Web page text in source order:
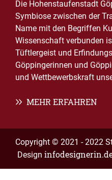
Die Hohenstaufenstadt
Symbiose zwischen der
Name mit den Begriffen
Wissenschaft verbunden
Tüftlergeist und
Göppingerinnen und
und Wettbewerbskraft
MEHR ERFAHREN
Copyright © 2021 - 2022
Design